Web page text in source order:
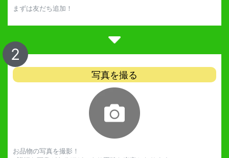
まずは友だち追加！
2
写真を撮る
お品物の写真を撮影！